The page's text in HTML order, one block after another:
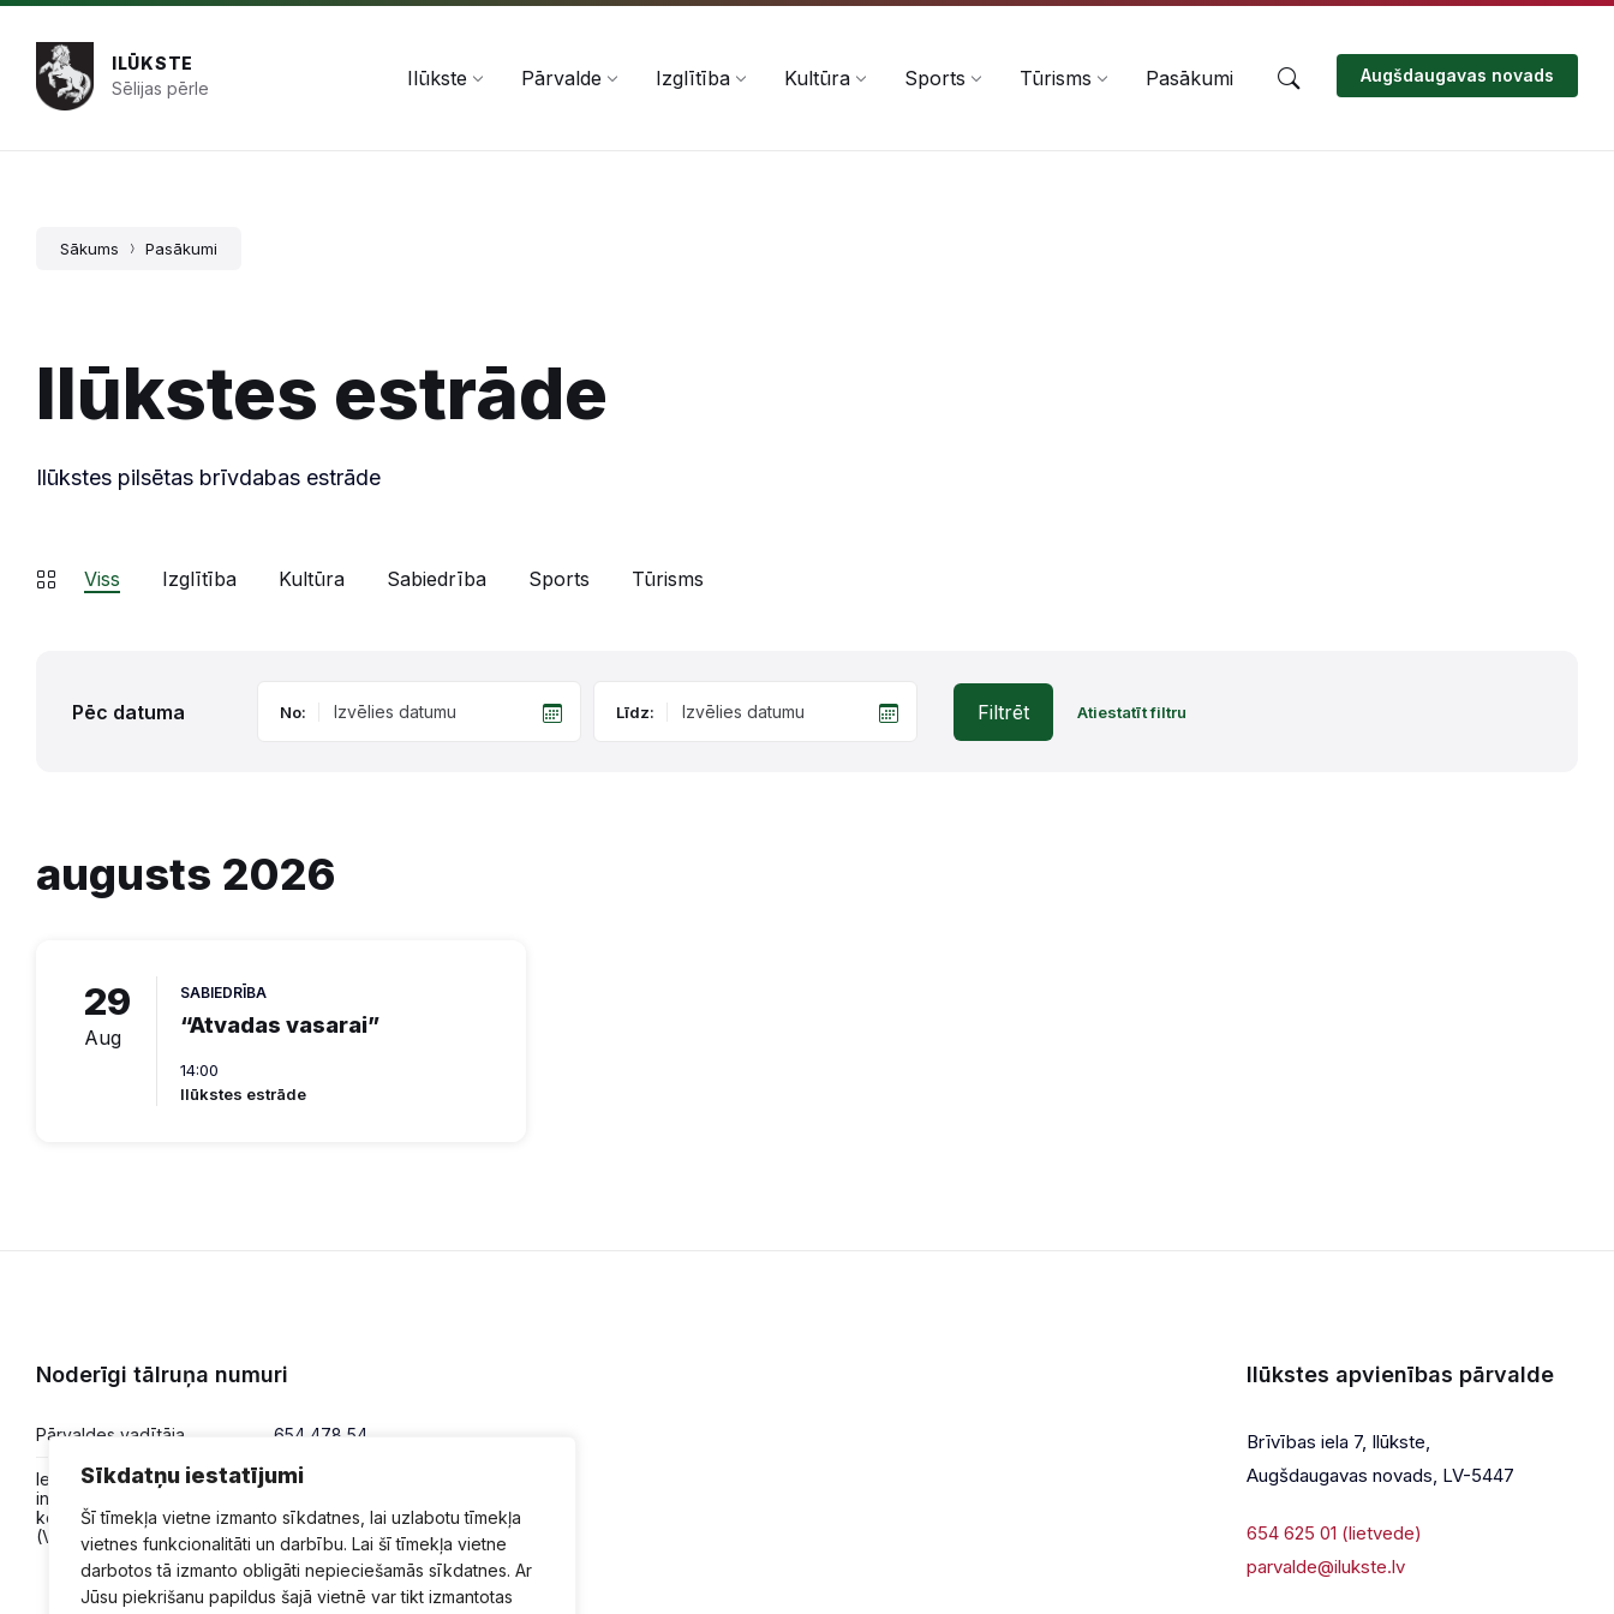
Sīkdatņu iestatījumi
Šī tīmekļa vietne izmanto sīkdatnes, lai uzlabotu tīmekļa
vietnes funkcionalitāti un darbību. Lai šī tīmekļa vietne
darbotos tā izmanto obligāti nepieciešamās sīkdatnes. Ar
Jūsu piekrišanu papildus šajā vietnē var tikt izmantotas
Pāriet
saturu
Skip
navigation
Skip
footer
ILŪKSTE
Sēlijas pērle
Ilūkste Pārvalde Izglītība Kultūra Sports Tūrisms Pasākumi Augšdaugavas novads
Sākums Pasākumi
Ilūkstes estrāde
Ilūkstes pilsētas brīvdabas estrāde
Viss Izglītība Kultūra Sabiedrība Sports Tūrisms
Pēc datuma No: Līdz: Filtrēt Atiestatīt filtru
augusts 2026
29
Aug
SABIEDRĪBA
“Atvadas vasarai”
14:00
Ilūkstes estrāde
Noderīgi tālruņa numuri
Pārvaldes vadītāja 654 478 54
Iesniegumi,
informācija,
konsultācijas
(VPVKAC)
654 478 50
Ilūkstes apvienības pārvalde
Brīvības iela 7, Ilūkste,
Augšdaugavas novads, LV-5447
654 625 01 (lietvede)
parvalde@ilukste.lv